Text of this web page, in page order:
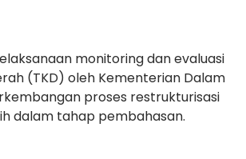
monitoring dan evaluasi
(TKD) oleh Kementerian Dalam
proses restrukturisasi
dalam tahap pembahasan.